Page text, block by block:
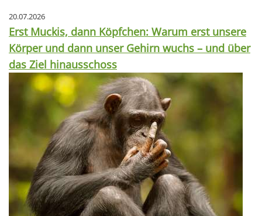
20.07.2026
Erst Muckis, dann Köpfchen: Warum erst unsere
Körper und dann unser Gehirn wuchs – und über
das Ziel hinausschoss